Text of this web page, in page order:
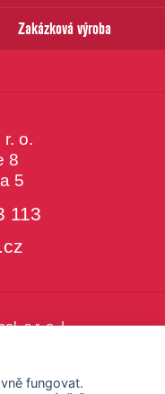
Zakázková výroba
o.
8
5
113
s r. o. |
fungovat.